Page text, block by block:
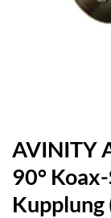
AVINITY
90°